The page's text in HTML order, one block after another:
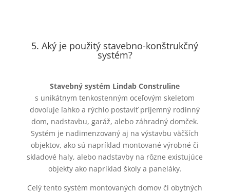
5. Aký je použitý stavebno-konštrukčný
systém?
Stavebný systém Lindab Construline
s unikátnym tenkostenným oceľovým skeletom
dovoľuje ľahko a rýchlo postaviť príjemný rodinný
dom, nadstavbu, garáž, alebo záhradný domček.
Systém je nadimenzovaný aj na výstavbu väčších
objektov, ako sú napríklad montované výrobné či
skladové haly, alebo nadstavby na rôzne existujúce
objekty ako napríklad školy a paneláky.
Celý tento systém montovaných domov či obytných